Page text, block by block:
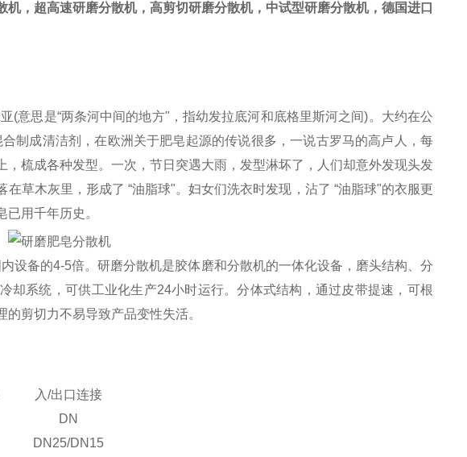
，超高速研磨分散机，高剪切研磨分散机，中试型研磨分散机，德国进口
(意思是“两条河中间的地方"，指幼发拉底河和底格里斯河之间)。大约在公
制成清洁剂，在欧洲关于肥皂起源的传说很多，一说古罗马的高卢人，每
梳成各种发型。一次，节日突遇大雨，发型淋坏了，人们却意外发现头发
草木灰里，形成了 “油脂球"。妇女们洗衣时发现，沾了 “油脂球"的衣服更
用千年历史。
设备的4-5倍。研磨分散机是胶体磨和分散机的一体化设备，磨头结构、分
却系统，可供工业化生产24小时运行。分体式结构，通过皮带提速，可根
剪切力不易导致产品变性失活。
入/出口连接
DN
DN25/DN15